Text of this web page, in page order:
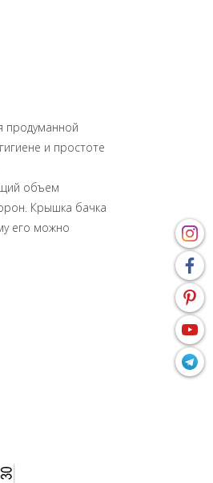
продуманной
и простоте
объем
Крышка бачка
его можно